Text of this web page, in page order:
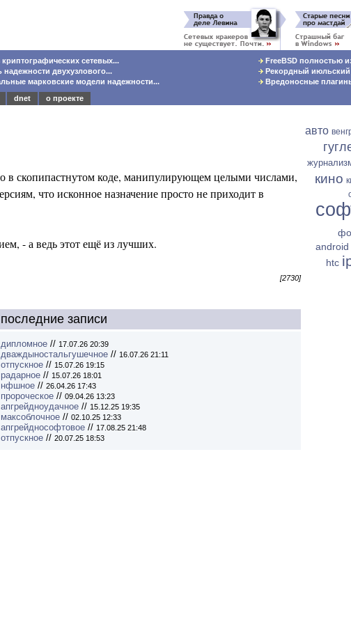
сетевых...
надежности двухузлового...
марковские модели надежности...
FreeBSD полностью
Рекордный июльский
Вредоносные
dnet
о проекте
в скопипастнутом коде, манипулирующем целыми числами,
что исконное назначение просто не приходит в
- а ведь этот ещё из лучших.
[2730]
последние записи
дипломное // 17.07.26 20:39
дваждыностальгушечное // 16.07.26 21:11
отпускное // 15.07.26 19:15
радарное // 15.07.26 18:01
нфшное // 26.04.26 17:43
пророческое // 09.04.26 13:23
апгрейдноудачное // 15.12.25 19:35
максоблочное // 02.10.25 12:33
апгрейднософтовое // 17.08.25 21:48
отпускное // 20.07.25 18:53
авто
кино
android
htc